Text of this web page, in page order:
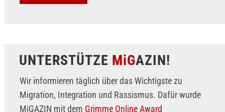
UNTERSTÜTZE MiGAZIN!
Wir informieren täglich über das Wichtigste zu
Migration, Integration und Rassismus. Dafür wurde
MiGAZIN mit dem Grimme Online Award